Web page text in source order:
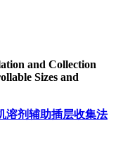
and Collection
Sizes and
溶剂辅助插层收集法